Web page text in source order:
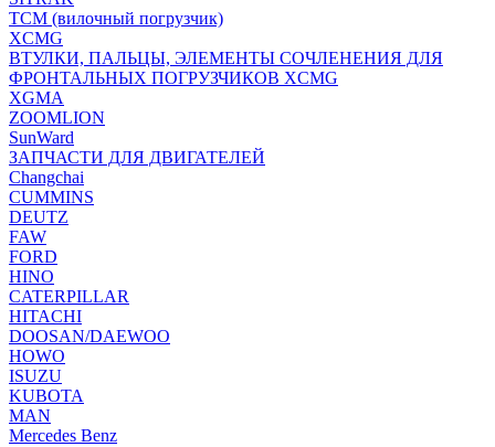
TCM (вилочный погрузчик)
XCMG
ВТУЛКИ, ПАЛЬЦЫ, ЭЛЕМЕНТЫ СОЧЛЕНЕНИЯ ДЛЯ
ФРОНТАЛЬНЫХ ПОГРУЗЧИКОВ XCMG
XGMA
ZOOMLION
SunWard
ЗАПЧАСТИ ДЛЯ ДВИГАТЕЛЕЙ
Changchai
CUMMINS
DEUTZ
FAW
FORD
HINO
CATERPILLAR
HITACHI
DOOSAN/DAEWOO
HOWO
ISUZU
KUBOTA
MAN
Mercedes Benz